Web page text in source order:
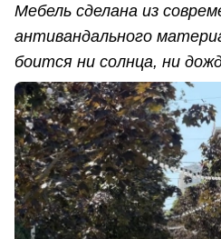
Мебель сделана из
антивандального
боится ни солнца, ни